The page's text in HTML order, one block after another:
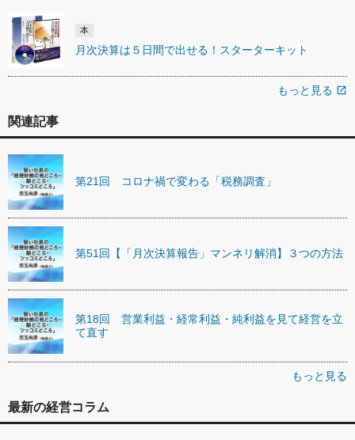
本
月次決算は５日間で出せる！スターターキット
もっと見る open_in_new
関連記事
第21回 コロナ禍で変わる「税務調査」
第51回【「月次決算報告」マンネリ解消】３つの方法
第18回 営業利益・経常利益・純利益を見て経営を立
て直す
もっと見る
最新の経営コラム